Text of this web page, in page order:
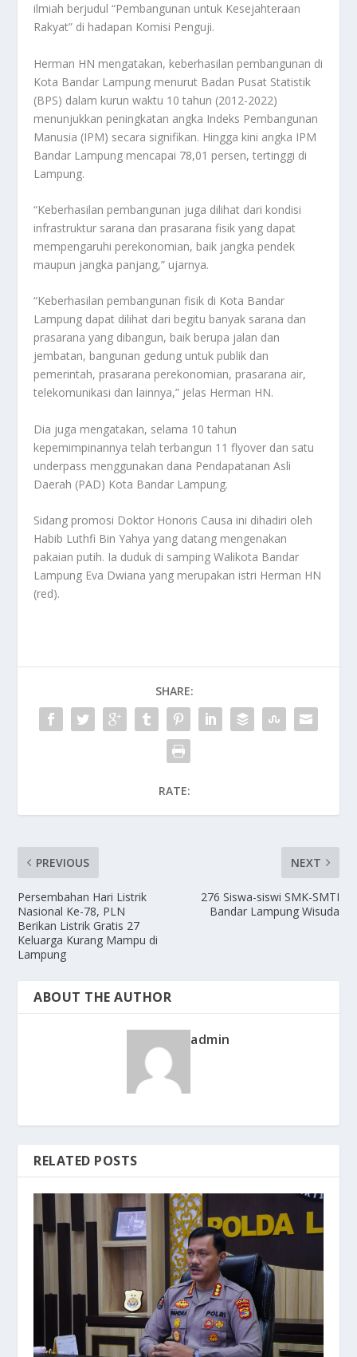
ilmiah berjudul “Pembangunan untuk Kesejahteraan
Rakyat” di hadapan Komisi Penguji.
Herman HN mengatakan, keberhasilan pembangunan di
Kota Bandar Lampung menurut Badan Pusat Statistik
(BPS) dalam kurun waktu 10 tahun (2012-2022)
menunjukkan peningkatan angka Indeks Pembangunan
Manusia (IPM) secara signifikan. Hingga kini angka IPM
Bandar Lampung mencapai 78,01 persen, tertinggi di
Lampung.
“Keberhasilan pembangunan juga dilihat dari kondisi
infrastruktur sarana dan prasarana fisik yang dapat
mempengaruhi perekonomian, baik jangka pendek
maupun jangka panjang,” ujarnya.
“Keberhasilan pembangunan fisik di Kota Bandar
Lampung dapat dilihat dari begitu banyak sarana dan
prasarana yang dibangun, baik berupa jalan dan
jembatan, bangunan gedung untuk publik dan
pemerintah, prasarana perekonomian, prasarana air,
telekomunikasi dan lainnya,” jelas Herman HN.
Dia juga mengatakan, selama 10 tahun
kepemimpinannya telah terbangun 11 flyover dan satu
underpass menggunakan dana Pendapatanan Asli
Daerah (PAD) Kota Bandar Lampung.
Sidang promosi Doktor Honoris Causa ini dihadiri oleh
Habib Luthfi Bin Yahya yang datang mengenakan
pakaian putih. Ia duduk di samping Walikota Bandar
Lampung Eva Dwiana yang merupakan istri Herman HN
(red).
SHARE:
RATE:
PREVIOUS
Persembahan Hari Listrik
Nasional Ke-78, PLN
Berikan Listrik Gratis 27
Keluarga Kurang Mampu di
Lampung
NEXT
276 Siswa-siswi SMK-SMTI
Bandar Lampung Wisuda
ABOUT THE AUTHOR
admin
RELATED POSTS